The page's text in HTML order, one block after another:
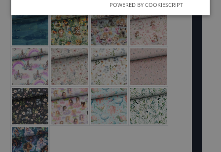
POWERED BY COOKIESCRIPT